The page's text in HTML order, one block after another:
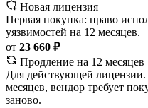
Новая лицензия
Первая покупка: право
уязвимостей на 12 месяцев.
от 23 660 ₽
Продление на 12 месяцев
Для действующей
месяцев, вендор требует
заново.